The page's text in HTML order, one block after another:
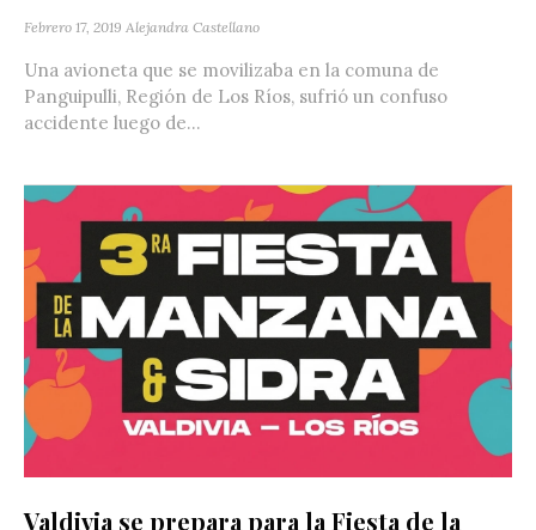
Febrero 17, 2019 Alejandra Castellano
Una avioneta que se movilizaba en la comuna de
Panguipulli, Región de Los Ríos, sufrió un confuso
accidente luego de...
Valdivia se prepara para la Fiesta de la